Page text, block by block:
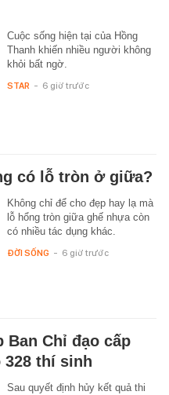
Cuộc sống hiện tại của Hồng
Thanh khiến nhiều người không
khỏi bất ngờ.
STAR - 6 giờ trước
có lỗ tròn ở giữa?
Không chỉ để cho đẹp hay lạ mà
lỗ hổng tròn giữa ghế nhựa còn
có nhiều tác dụng khác.
ĐỜI SỐNG - 6 giờ trước
Ban Chỉ đạo cấp
thí sinh
Sau quyết định hủy kết quả thi